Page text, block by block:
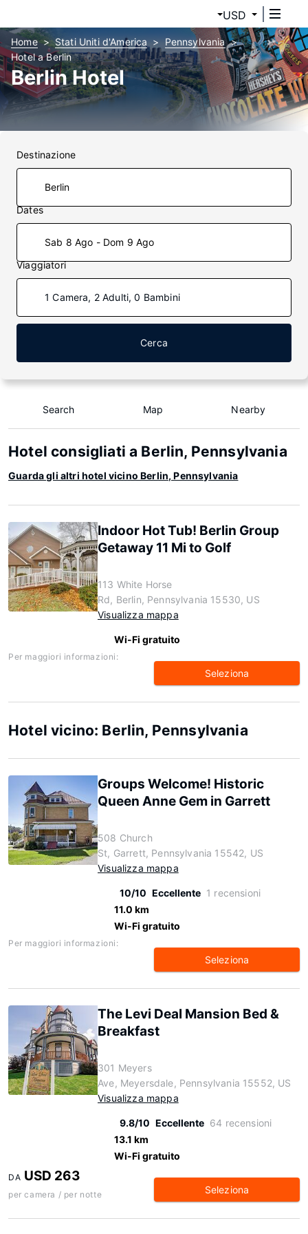
USD
Home Stati Uniti d'America
Pennsylvania
Hotel a Berlin
Berlin Hotel
Destinazione
Dates
Sab 8 Ago - Dom 9 Ago
Viaggiatori
1 Camera, 2 Adulti, 0 Bambini
Cerca
Search Map Nearby
Hotel consigliati a Berlin, Pennsylvania
Guarda gli altri hotel vicino Berlin, Pennsylvania
Indoor Hot Tub! Berlin Group
Getaway 11 Mi to Golf
113 White Horse
Rd, Berlin, Pennsylvania 15530, US
Visualizza mappa
Wi-Fi gratuito
Per maggiori informazioni:
Seleziona
Hotel vicino: Berlin, Pennsylvania
Groups Welcome! Historic
Queen Anne Gem in Garrett
508 Church
St, Garrett, Pennsylvania 15542, US
Visualizza mappa
10/10 Eccellente 1 recensioni
11.0 km
Wi-Fi gratuito
Per maggiori informazioni:
Seleziona
The Levi Deal Mansion Bed &
Breakfast
301 Meyers
Ave, Meyersdale, Pennsylvania 15552, US
Visualizza mappa
9.8/10 Eccellente 64 recensioni
13.1 km
Wi-Fi gratuito
DA USD 263
per camera / per notte Seleziona